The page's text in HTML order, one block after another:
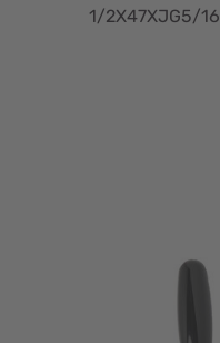
1/2X47XJG5/16